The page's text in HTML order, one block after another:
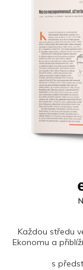
Každou středu
Ekonomu a
s